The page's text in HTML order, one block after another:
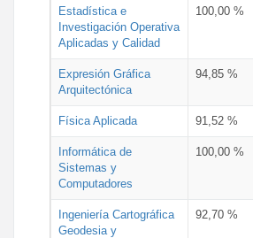
Estadística e
Investigación Operativa
Aplicadas y Calidad
100,00 %
Expresión Gráfica
Arquitectónica
94,85 %
Física Aplicada 91,52 %
Informática de
Sistemas y
Computadores
100,00 %
Ingeniería Cartográfica
Geodesia y
92,70 %